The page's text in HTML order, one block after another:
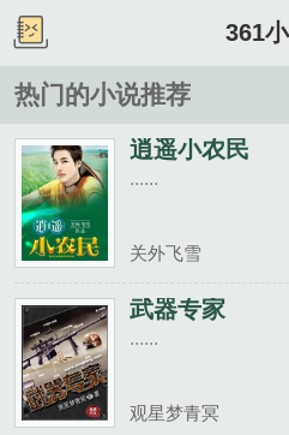
361
热门的小说推荐
逍遥小农民
......
关外飞雪
武器专家
......
观星梦青冥